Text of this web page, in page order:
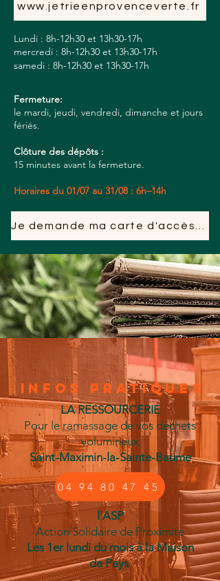
www.jetrieenprovenceverte.fr
Lundi : 8h-12h30 et 13h30-17h
mercredi : 8h-12h30 et 13h30-17h
samedi : 8h-12h30 et 13h30-17h
Fermeture:
le mardi, jeudi, vendredi, dimanche et jours
fériés.
Clôture des dépôts :
15 minutes avant la fermeture.
Horaires du 01/07 au 31/08 : 6h–14h
infos pratiques
LA RESSOURCERIE
Pour le ramassage de vos déchets
volumineux
Saint-Maximin-la-Sainte-Baume
04 94 80 47 45
l'ASP
Action Solidaire de Proximité
Les 1er lundi du mois à la Maison
de Pays